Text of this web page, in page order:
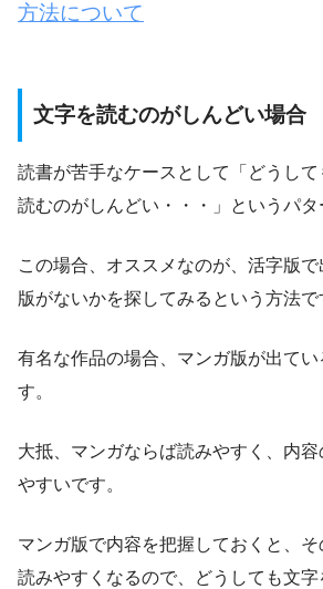
方法について
文字を読むのがしんどい場合
読書が苦手なケースとして「どうし
読むのがしんどい・・・」というパタ
この場合、オススメなのが、活字版
版がないかを探してみるという方法で
有名な作品の場合、マンガ版が出てい
す。
大抵、マンガならば読みやすく、内
やすいです。
マンガ版で内容を把握しておくと、
読みやすくなるので、どうしても文